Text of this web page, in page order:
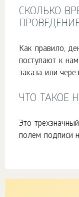
СКОЛЬКО
Как правило,
поступают к
заказа или
ЧТО ТАКОЕ
Это
полем подписи